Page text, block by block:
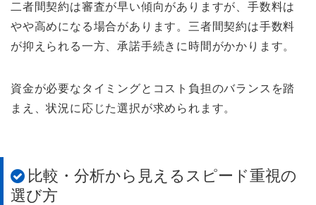
二者間契約は審査が早い傾向がありますが、手数料は
やや高めになる場合があります。三者間契約は手数料
が抑えられる一方、承諾手続きに時間がかかります。
資金が必要なタイミングとコスト負担のバランスを踏
まえ、状況に応じた選択が求められます。
比較・分析から見えるスピード重視の
選び方